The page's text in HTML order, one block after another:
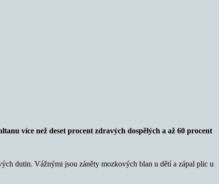
více než deset procent zdravých dospělých a až 60 procent
dutin. Vážnými jsou záněty mozkových blan u dětí a zápal plic u